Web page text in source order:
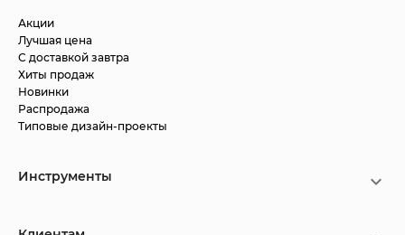
Акции
Лучшая цена
С доставкой завтра
Хиты продаж
Новинки
Распродажа
Типовые дизайн-проекты
Инструменты